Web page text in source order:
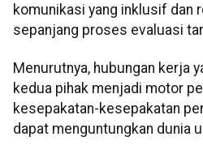
komunikasi yang inklusif dan
sepanjang proses evaluasi
Menurutnya, hubungan kerja
kedua pihak menjadi motor
kesepakatan-kesepakatan
dapat menguntungkan dunia